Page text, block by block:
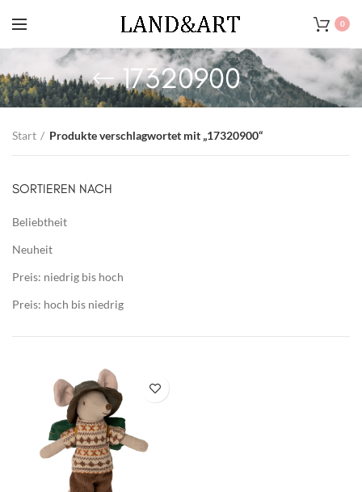
0
17320900
Start Produkte verschlagwortet mit „17320900“
SORTIEREN NACH
Beliebtheit
Neuheit
Preis: niedrig bis hoch
Preis: hoch bis niedrig